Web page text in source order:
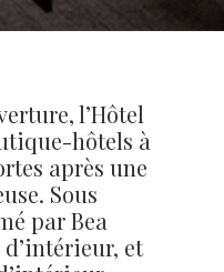
l’Hôtel
hôtels à
après une
Sous
par Bea
et